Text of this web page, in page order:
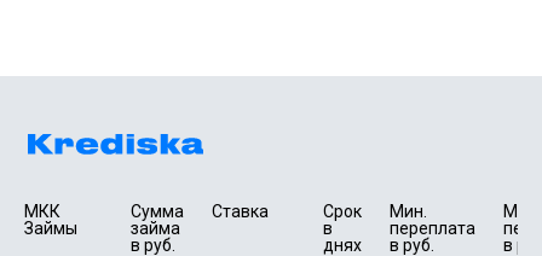
МКК
Займы
Сумма
займа
в руб.
Ставка
Срок
в
днях
Мин.
переплата
в руб.
в